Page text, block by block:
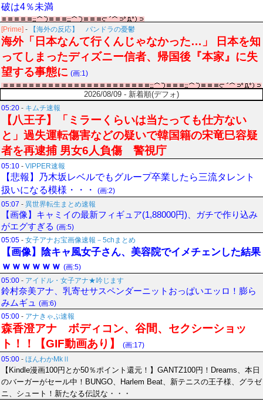
破は4％未満
[Prime] - 【海外の反応】 パンドラの憂鬱
海外「日本なんて行くんじゃなかった…」 日本を知
ってしまったディズニー信者、帰国後『本家』に失
望する事態に (画:1)
2026/08/09 - 新着順(デフォ)
05:20 - キムチ速報
【八王子】「ミラーくらいは当たっても仕方ない
と」過失運転傷害などの疑いで韓国籍の宋竜巳容疑
者を再逮捕 男女6人負傷 警視庁
05:10 - VIPPER速報
【悲報】乃木坂レベルでもグループ卒業したら三流タレント
扱いになる模様・・・
(画:2)
05:07 - 異世界転生まとめ速報
【画像】キャミイの最新フィギュア(1,88000円)、ガチで作り込み
がエグすぎる (画:5)
05:05 - 女子アナお宝画像速報－5chまとめ
【画像】陰キャ風女子さん、美容院でイメチェンした結果
ｗｗｗｗｗｗ (画:5)
05:00 - アイドル・女子アナ★吟じます
鈴村奈美アナ、乳寄せサスペンダーニットおっぱいエッロ！膨ら
みムギュ (画:6)
05:00 - アナきゃぷ速報
森香澄アナ ボディコン、谷間、セクシーショッ
ト！！【GIF動画あり】
(画:17)
05:00 - ほんわかMkⅡ
【Kindle漫画100円とか50％ポイント還元！】GANTZ100円！Dreams、本日
のバーガーがセール中！BUNGO、Harlem Beat、新テニスの王子様、グラゼ
ニ、シュート！新たなる伝説な・・・